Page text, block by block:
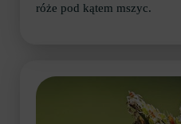
róże pod kątem mszyc.